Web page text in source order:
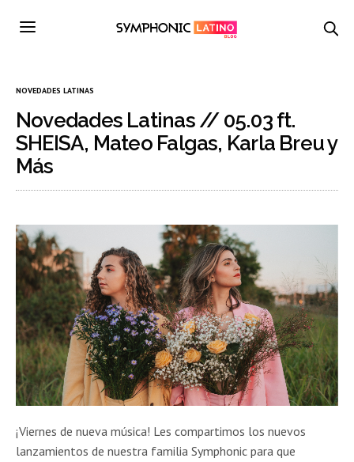
NOVEDADES LATINAS
Novedades Latinas // 05.03 ft.
SHEISA, Mateo Falgas, Karla Breu y
Más
¡Viernes de nueva música! Les compartimos los nuevos
lanzamientos de nuestra familia Symphonic para que